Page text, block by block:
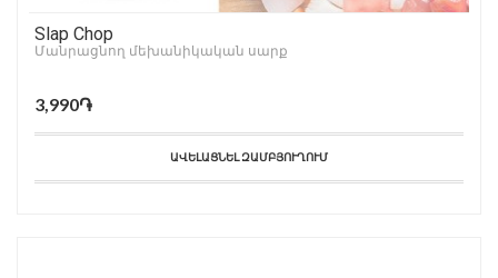
Slap Chop
Մանրացնող մեխանիկական սարք
3,990֏
ԱՎԵԼԱՑՆԵԼ ԶԱՄԲՅՈՒՂՈՒՄ